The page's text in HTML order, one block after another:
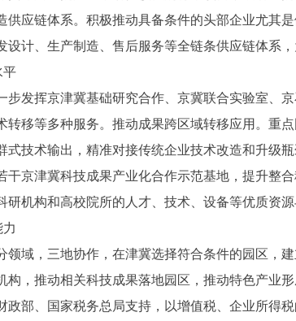
供应链体系。积极推动具备条件的头部企业尤其
设计、生产制造、售后服务等全链条供应链体系
挥京津冀基础研究合作、京冀联合实验室、
转移等多种服务。推动成果跨区域转移应用。重
式技术输出，精准对接传统企业技术改造和升级
干京津冀科技成果产业化合作示范基地，提升整
机构和高校院所的人才、技术、设备等优质资源
，三地协作，在津冀选择符合条件的园区，
构，推动相关科技成果落地园区，推动特色产业
政部、国家税务总局支持，以增值税、企业所得